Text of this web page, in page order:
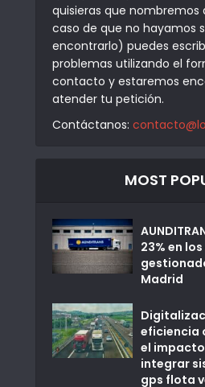
quisieras que nombremos
caso de que no hayamos
encontrarlo) puedes
problemas utilizando el
contacto y estaremos
atender tu petición.
Contáctanos:
MOST
23% en
Madrid
eficiencia
el
integrar
gps flota